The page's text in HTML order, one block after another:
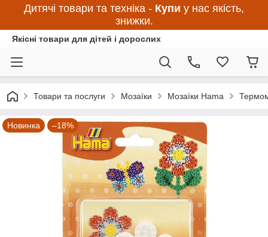
Дитячі товари та техніка - Купи у нас якість,
знижки.
Якісні товари для дітей і дорослих
Товари та послуги Мозаїки Мозаїки Hama
Новинка –18%